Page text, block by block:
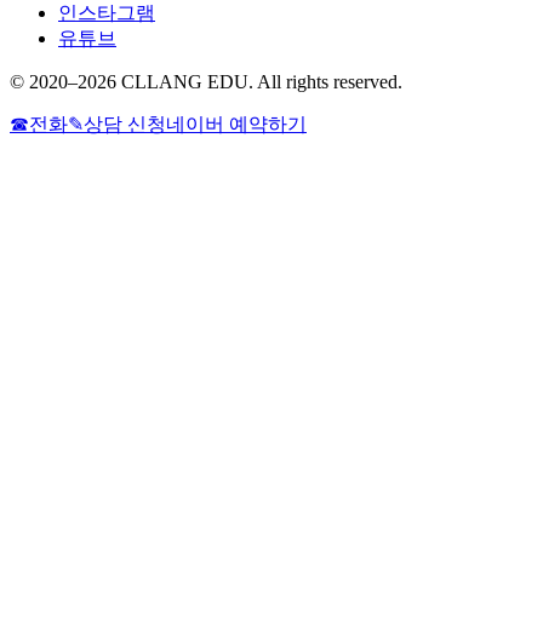
인스타그램
유튜브
© 2020–2026 CLLANG EDU. All rights reserved.
☎전화✎상담 신청네이버 예약하기